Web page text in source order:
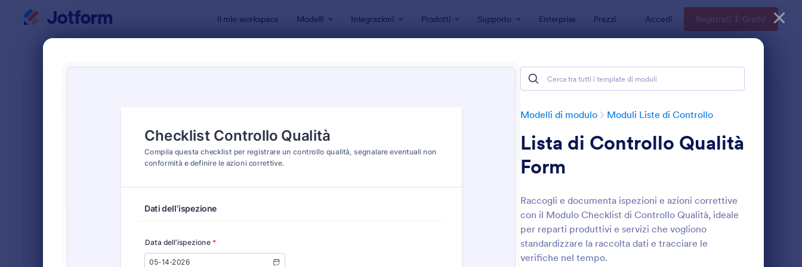
Il mio workspace Modelli Integrazioni Prodotti Supporto Enterprise Prezzi Accedi Registrati. È Gratis!
Modelli di modulo Moduli Liste di Controllo
Lista di Controllo Qualità
Form
Raccogli e documenta ispezioni e azioni correttive
con il Modulo Checklist di Controllo Qualità, ideale
per reparti produttivi e servizi che vogliono
standardizzare la raccolta dati e tracciare le
verifiche nel tempo.
: Modulo Di Ispezione Per Pulizie Anteprima: Lista Di Controllo
Classico
453